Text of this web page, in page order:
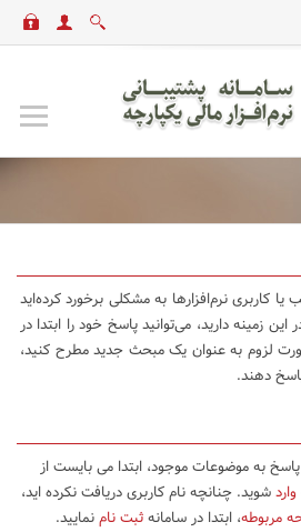
کاربری نرم‌افزارها به مشکلی برخورد کرده‌اید
زمینه دارید، می‌توانید پاسخ خود را ابتدا در
لزوم به عنوان یک مبحث جدید مطرح کنید،
دهند.
به موضوعات موجود، ابتدا می بایست از
واردشوید. چنانچه نام کاربری دریافت نکرده اید،
مربوطه، ابتدا در سامانهثبت نامنمایید.